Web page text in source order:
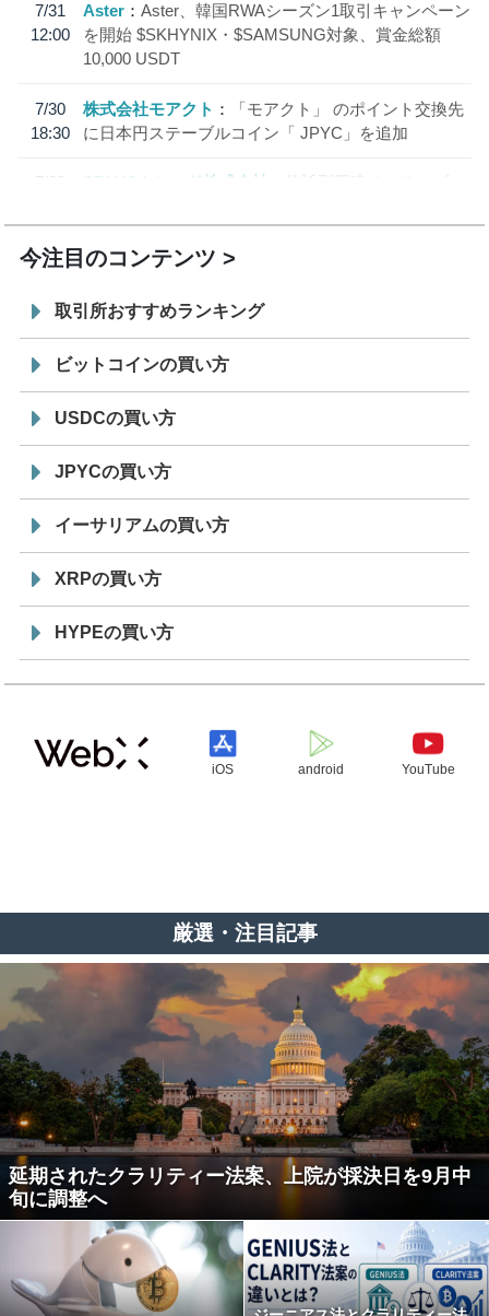
7/31
12:00
Aster
Aster、韓国RWAシーズン1取引キャンペーン
を開始 $SKHYNIX・$SAMSUNG対象、賞金総額
10,000 USDT
7/30
18:30
株式会社モアクト
「モアクト」 のポイント交換先
に日本円ステーブルコイン「 JPYC」を追加
7/29
SBI VCトレード株式会社
信託型円建てステーブル
今注目のコンテンツ
取引所おすすめランキング
ビットコインの買い方
USDCの買い方
JPYCの買い方
イーサリアムの買い方
XRPの買い方
HYPEの買い方
iOS android YouTube
厳選・注目記事
延期されたクラリティー法案、上院が採決日を9月中
旬に調整へ